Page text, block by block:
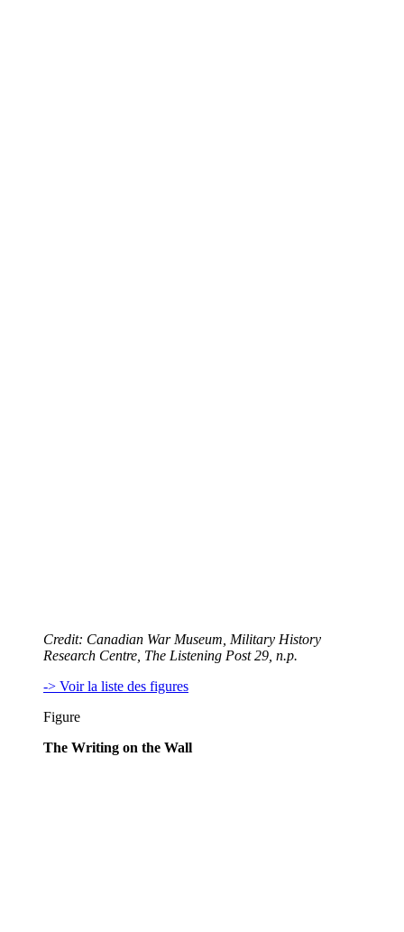
Credit: Canadian War Museum, Military History
Research Centre, The Listening Post29, n.p.
-> Voir la liste des figures
Figure
The Writing on the Wall